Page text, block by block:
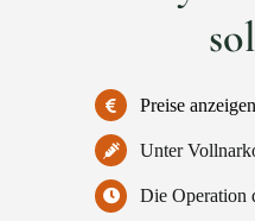
Preise anzeigen
Unter
Die Operation